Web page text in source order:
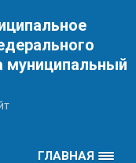
муниципальный
ГЛАВНАЯ